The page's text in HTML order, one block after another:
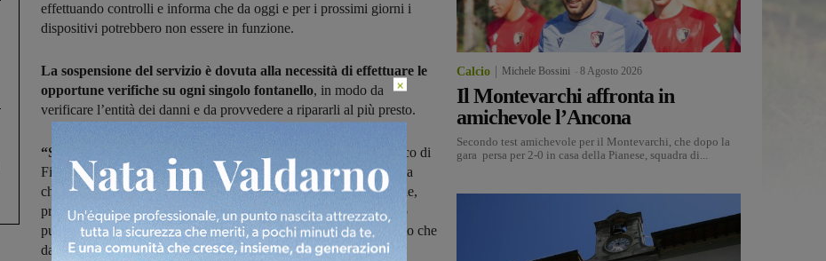
effettuando controlli e informa che da oggi e per i prossimi giorni i
dispositivi potrebbero non essere in funzione.
La sospensione del servizio è dovuta alla necessità di effettuare le
opportune verifiche su ogni singolo fontanello, in modo da
verificare l’entità dei danni e da provvedere a ripararli al più presto.
“Si tratta di un episodio molto spiacevole
– commenta il Sindaco di
Figline Incisa Giulia Mugnai -. Gli atti vandalici sono un problema
che, periodicamente, interessa giardini e aree pubbliche in generale,
provocando molti danni, anche a livello economico, al patrimonio
pubblico. Dispiace sapere che alcuni cittadini non si rendano conto che
danneggiare un qualsiasi bene pubblico equivale a colpire tutti i
Calcio Michele Bossini 8 Agosto 2026
Il Montevarchi affronta in
amichevole l’Ancona
Secondo test amichevole per il Montevarchi, che dopo la
gara persa per 2-0 in casa della Pianese, squadra di...
×